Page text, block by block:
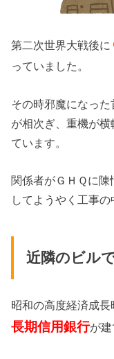
第二次世界大戦後に
っていました。
その時邪魔になっ
が相次ぎ、重機が
ています。
関係者がＧＨＱに
してようやく工事の
近隣のビル
昭和の高度経済成
長期信用銀行が建